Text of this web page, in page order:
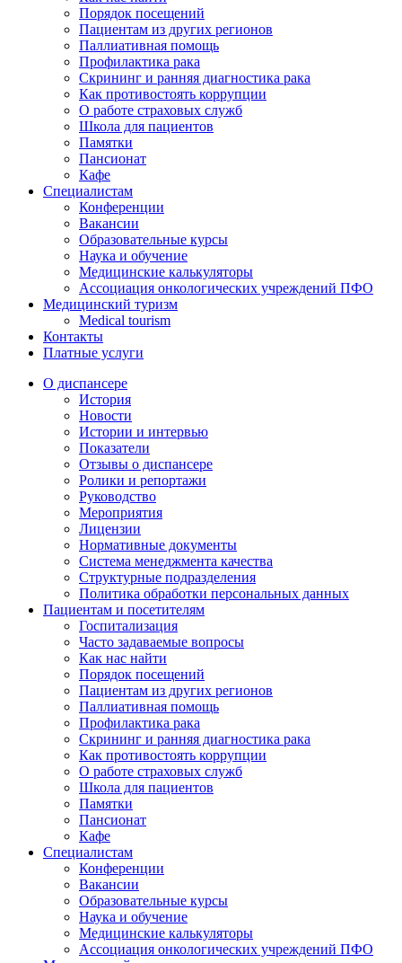
Порядок посещений
Пациентам из других регионов
Паллиативная помощь
Профилактика рака
Скрининг и ранняя диагностика рака
Как противостоять коррупции
О работе страховых служб
Школа для пациентов
Памятки
Пансионат
Кафе
Специалистам
Конференции
Вакансии
Образовательные курсы
Наука и обучение
Медицинские калькуляторы
Ассоциация oнкологических учреждений ПФО
Медицинский туризм
Medical tourism
Контакты
Платные услуги
О диспансере
История
Новости
Истории и интервью
Показатели
Отзывы о диспансере
Ролики и репортажи
Руководство
Мероприятия
Лицензии
Нормативные документы
Система менеджмента качества
Структурные подразделения
Политика обработки персональных данных
Пациентам и посетителям
Госпитализация
Часто задаваемые вопросы
Как нас найти
Порядок посещений
Пациентам из других регионов
Паллиативная помощь
Профилактика рака
Скрининг и ранняя диагностика рака
Как противостоять коррупции
О работе страховых служб
Школа для пациентов
Памятки
Пансионат
Кафе
Специалистам
Конференции
Вакансии
Образовательные курсы
Наука и обучение
Медицинские калькуляторы
Ассоциация oнкологических учреждений ПФО